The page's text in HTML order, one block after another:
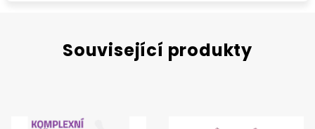
Související produkty